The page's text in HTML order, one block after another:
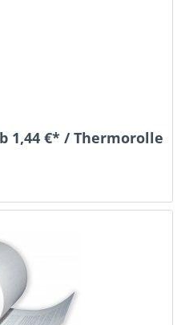
1,44 €* / Thermorolle